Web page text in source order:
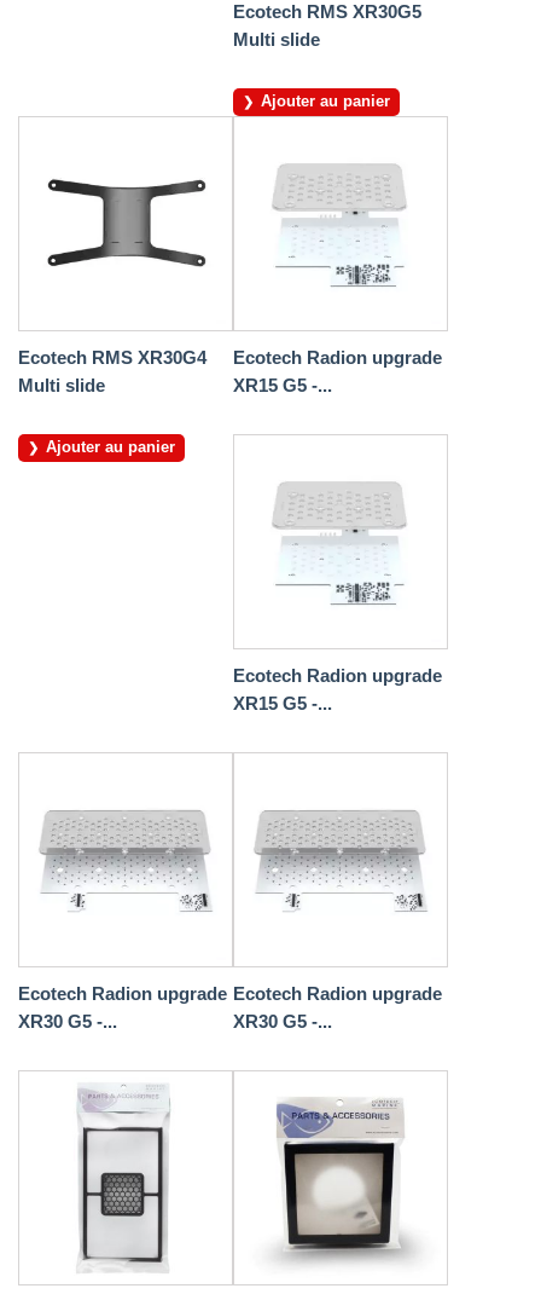
Ecotech RMS XR30G5
Multi slide
Ajouter au panier
Ecotech RMS XR30G4
Multi slide
Ajouter au panier
Ecotech Radion upgrade
XR15 G5 -...
Ecotech Radion upgrade
XR15 G5 -...
Ecotech Radion upgrade
XR30 G5 -...
Ecotech Radion upgrade
XR30 G5 -...